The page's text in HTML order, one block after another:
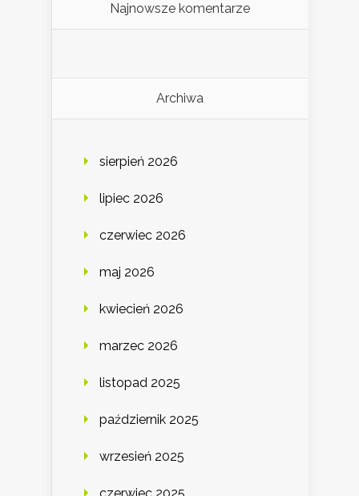
Najnowsze komentarze
Archiwa
sierpień 2026
lipiec 2026
czerwiec 2026
maj 2026
kwiecień 2026
marzec 2026
listopad 2025
październik 2025
wrzesień 2025